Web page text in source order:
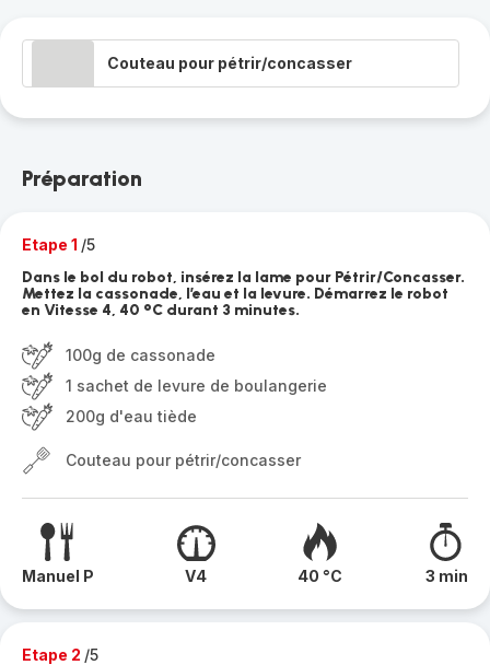
Couteau pour pétrir/concasser
Préparation
Etape 1 /5
Dans le bol du robot, insérez la lame pour Pétrir/Concasser.
Mettez la cassonade, l’eau et la levure. Démarrez le robot
en Vitesse 4, 40 °C durant 3 minutes.
100g de cassonade
1 sachet de levure de boulangerie
200g d'eau tiède
Couteau pour pétrir/concasser
Manuel P V4 40 °C 3 min
Etape 2 /5